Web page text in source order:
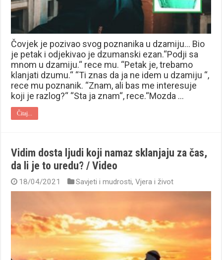
Čovjek je pozivao svog poznanika u dzamiju… Bio
je petak i odjekivao je dzumanski ezan.“Podji sa
mnom u dzamiju.“ rece mu. “Petak je, trebamo
klanjati dzumu.“ “Ti znas da ja ne idem u dzamiju “,
rece mu poznanik. “Znam, ali bas me interesuje
koji je razlog?“ “Sta ja znam“, rece.“Mozda …
Čitaj...
Vidim dosta ljudi koji namaz sklanjaju za čas,
da li je to uredu? / Video
18/04/2021 Savjeti i mudrosti,Vjera i život